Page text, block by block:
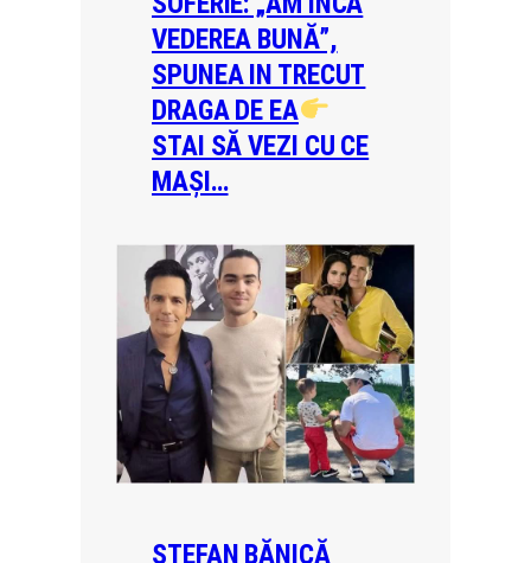
VEDEREA BUNĂ”,
SPUNEA IN TRECUT
DRAGA DE EA
STAI SĂ VEZI CU CE
MAȘI…
ȘTEFAN BĂNICĂ